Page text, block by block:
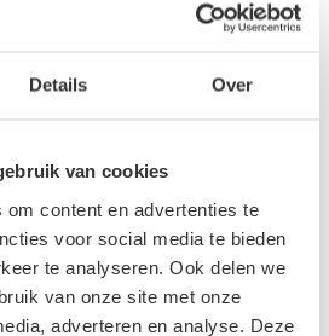
Details Over
van cookies
om content en advertenties te
voor social media te bieden
te analyseren. Ook delen we
van onze site met onze
adverteren en analyse. Deze
rigidus is de medische
grote teen. Deze voetklacht